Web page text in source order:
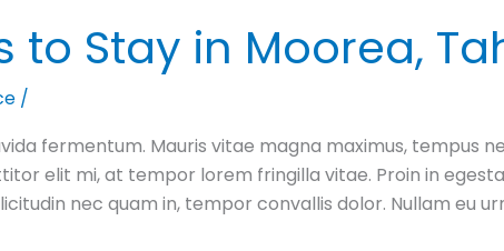
to Stay in Moorea,
/
fermentum. Mauris vitae magna maximus, tempus
elit mi, at tempor lorem fringilla vitae. Proin in
nec quam in, tempor convallis dolor. Nullam eu